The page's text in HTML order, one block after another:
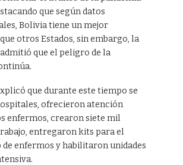
que según datos
Bolivia tiene un mejor
otros Estados, sin embargo, la
que el peligro de la
que durante este tiempo se
ofrecieron atención
enfermos, crearon siete mil
entregaron kits para el
enfermos y habilitaron unidades